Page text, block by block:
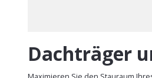
Dachträger